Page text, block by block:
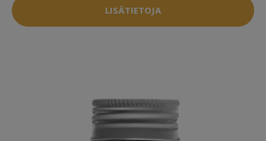
LISÄTIETOJA